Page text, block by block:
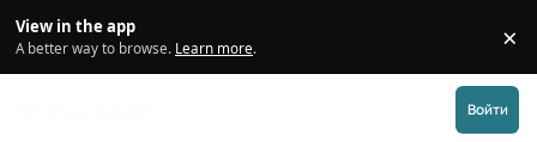
View in the app
A better way to browse. Learn more. ×
Войти